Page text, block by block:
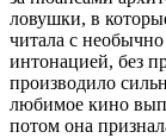
ловушки, в
читала с
интонацией, без
производило
любимое кино
потом она